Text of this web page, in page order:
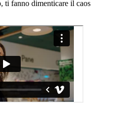
ti fanno dimenticare il caos